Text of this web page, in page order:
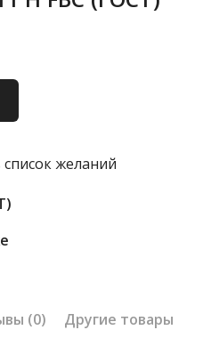
желаний
(0) Другие товары